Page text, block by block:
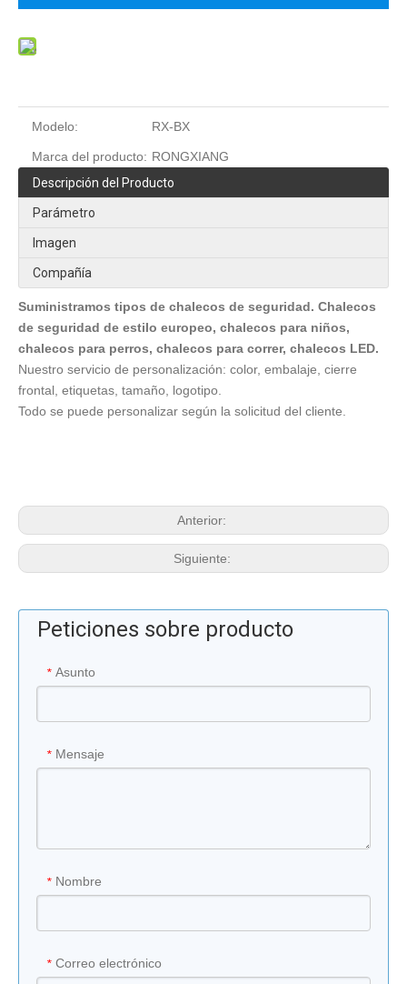
Modelo: RX-BX
Marca del producto: RONGXIANG
Descripción del Producto
Parámetro
Imagen
Compañía
Suministramos tipos de chalecos de seguridad. Chalecos
de seguridad de estilo europeo, chalecos para niños,
chalecos para perros, chalecos para correr, chalecos LED.
Nuestro servicio de personalización: color, embalaje, cierre
frontal, etiquetas, tamaño, logotipo.
Todo se puede personalizar según la solicitud del cliente.
Anterior:
Siguiente:
Peticiones sobre producto
* Asunto
* Mensaje
* Nombre
* Correo electrónico